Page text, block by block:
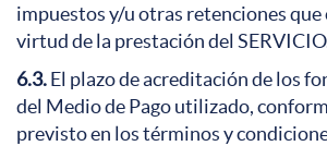
impuestos y/u otras retenciones que
virtud de la prestación del
6.3.El plazo de acreditación de los
del Medio de Pago utilizado,
previsto en los términos y